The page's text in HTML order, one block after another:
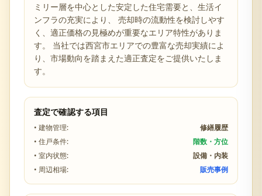
ミリー層を中心とした安定した住宅需要と、生活イ
ンフラの充実により、 売却時の流動性を検討しやす
く、適正価格の見極めが重要なエリア特性がありま
す。 当社では西宮市エリアでの豊富な売却実績によ
り、市場動向を踏まえた適正査定をご提供いたしま
す。
査定で確認する項目
• 建物管理:
修繕履歴
• 住戸条件:
階数・方位
• 室内状態:
設備・内装
• 周辺相場:
販売事例